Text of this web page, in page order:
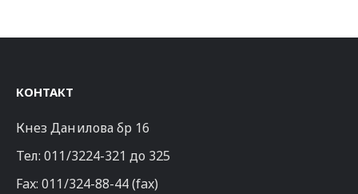
КОНТАКТ
Кнез Данилова бр 16
Тел:011/3224-321 до 325
Fax: 011/324-88-44 (fax)